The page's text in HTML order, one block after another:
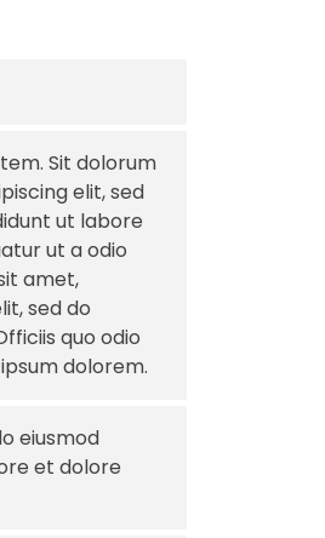
Sit dolorum
elit, sed
ut labore
ut a odio
amet,
sed do
quo odio
dolorem.
eiusmod
et dolore